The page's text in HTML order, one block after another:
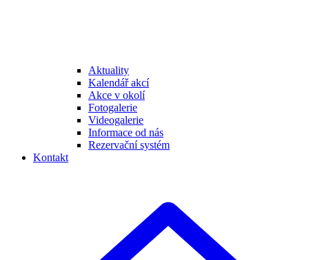
Aktuality
Kalendář akcí
Akce v okolí
Fotogalerie
Videogalerie
Informace od nás
Rezervační systém
Kontakt